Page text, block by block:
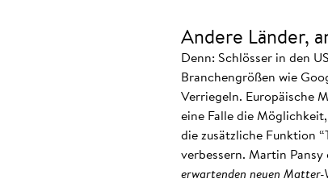
Andere Länder,
Denn: Schlösser in den
Branchengrößen wie
Verriegeln. Europäische
eine Falle die
die zusätzliche Funktion
verbessern. Martin Pansy
erwartenden neuen